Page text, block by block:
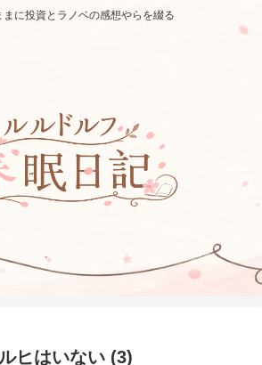
まに投資とラノベの感想やらを綴る
ヒはいない (3)